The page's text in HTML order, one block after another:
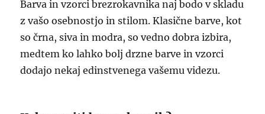
Barva in vzorci brezrokavnika naj bodo v skladu
z vašo osebnostjo in stilom. Klasične barve, kot
so črna, siva in modra, so vedno dobra izbira,
medtem ko lahko bolj drzne barve in vzorci
dodajo nekaj edinstvenega vašemu videzu.